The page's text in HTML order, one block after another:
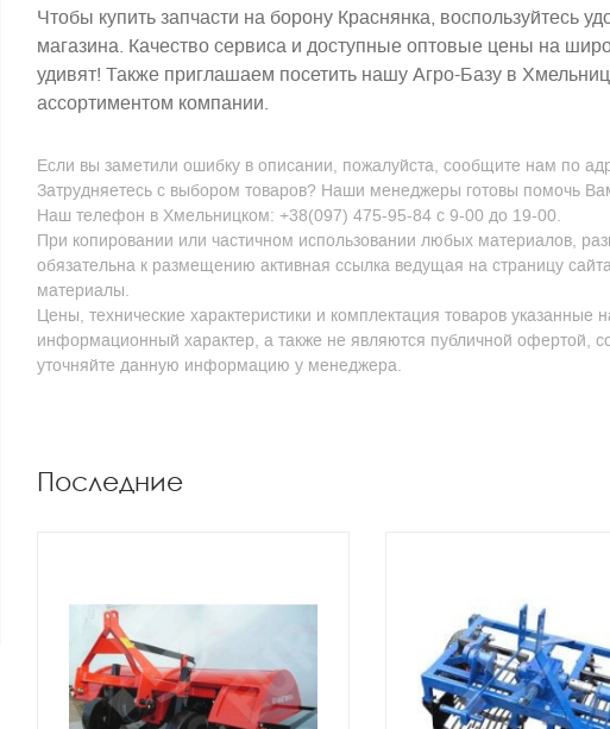
Чтобы купить запчасти на борону Краснянка, воспользуйтесь
магазина. Качество сервиса и доступные оптовые цены на
удивят! Также приглашаем посетить нашу Агро-Базу в
ассортиментом компании.
Если вы заметили ошибку в описании, пожалуйста, сообщите нам по
Затрудняетесь с выбором товаров? Наши менеджеры готовы помочь
Наш телефон в Хмельницком: +38(097) 475-95-84 с 9-00 до 19-00.
При копировании или частичном использовании любых материалов,
обязательна к размещению активная ссылка ведущая на страницу
материалы.
Цены, технические характеристики и комплектация товаров указанные
информационный характер, а также не являются публичной офертой,
уточняйте данную информацию у менеджера.
Последние